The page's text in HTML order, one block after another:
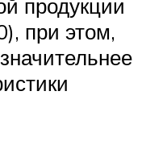
продукции
при этом,